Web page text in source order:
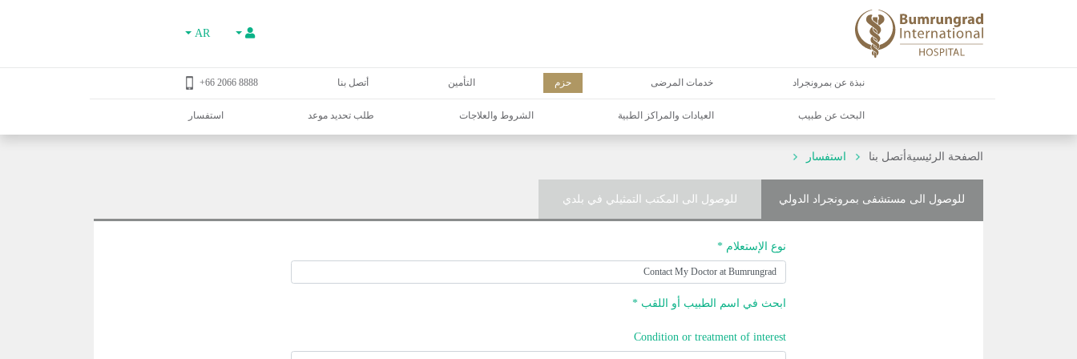
AR
نبذة عن بمرونجراد خدمات المرضى حزم التأمين أتصل بنا 8888 2066 66+
البحث عن طبيب العيادات والمراكز الطبية الشروط والعلاجات طلب تحديد موعد استفسار
الصفحة الرئيسية أتصل بنا استفسار
للوصول الى مستشفى بمرونجراد الدولي للوصول الى المكتب التمثيلي في بلدي
نوع الإستعلام *
ابحث في اسم الطبيب أو اللقب *
Condition or treatment of interest